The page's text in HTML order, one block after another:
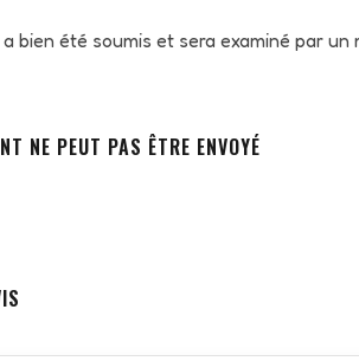
bien été soumis et sera examiné par un
NE PEUT PAS ÊTRE ENVOYÉ